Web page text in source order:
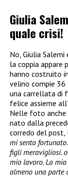
Giulia
quale crisi!
No, Giulia Salemi
la coppia appare
hanno costruito
velino compie 36
una carrellata di
felice assieme
Nelle foto anche
nato dalla
corredo del
mi sento
figli meravigliosi.
mio lavoro. La
almeno una parte